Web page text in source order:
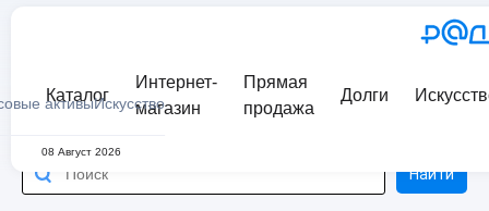
активыИскусство
Каталог
Интернет-
магазин
Прямая
продажа
Долги
08 Август 2026
Найти